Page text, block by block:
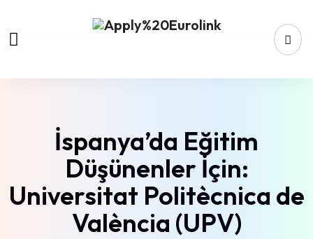
İspanya’da Eğitim
Düşünenler İçin:
Universitat Politècnica de
València (UPV)